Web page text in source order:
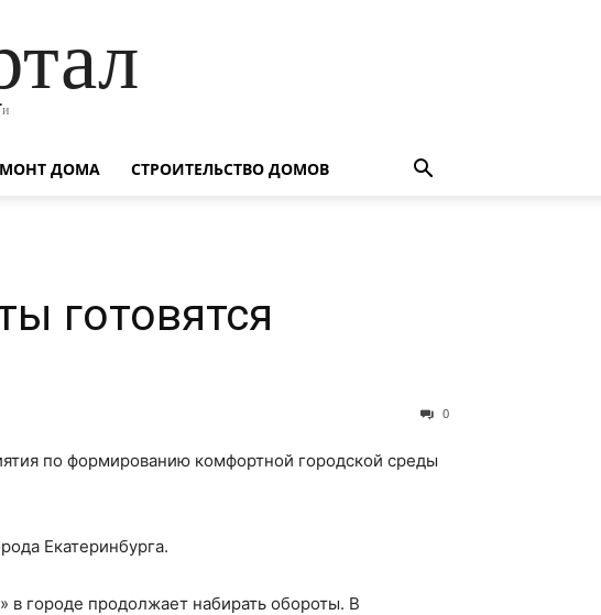
ДОМА СТРОИТЕЛЬСТВО ДОМОВ
готовятся
0
по формированию комфортной городской среды
Екатеринбурга.
в городе продолжает набирать обороты. В